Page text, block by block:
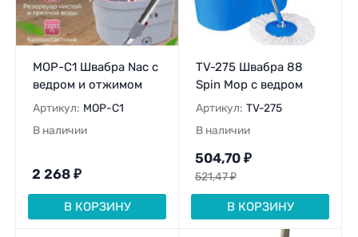
MOP-C1 Швабра Nac с
ведром и отжимом
Артикул: MOP-C1
В наличии
2 268 ₽
В КОРЗИНУ
TV-275 Швабра 88
Spin Mop с ведром
Артикул: TV-275
В наличии
504,70 ₽
521,47₽
В КОРЗИНУ